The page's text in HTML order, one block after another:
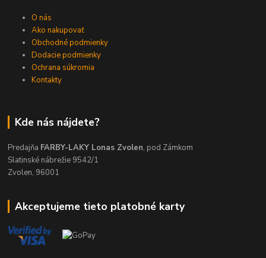
O nás
Ako nakupovať
Obchodné podmienky
Dodacie podmienky
Ochrana súkromia
Kontakty
Kde nás nájdete?
Predajňa FARBY-LAKY Lonas Zvolen, pod Zámkom
Slatinské nábrežie 9542/1
Zvolen, 96001
Akceptujeme tieto platobné karty